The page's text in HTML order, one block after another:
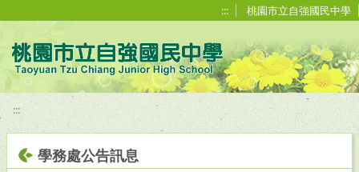
::: 桃園市立自強國民中學
:::
學務處公告訊息